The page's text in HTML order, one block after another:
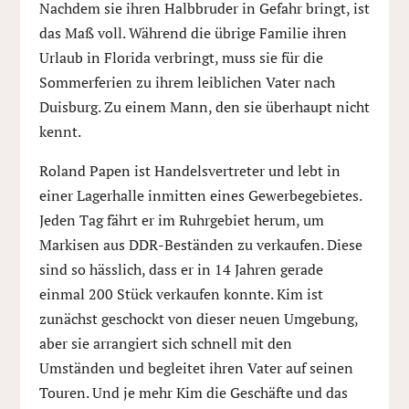
Nachdem sie ihren Halbbruder in Gefahr bringt, ist
das Maß voll. Während die übrige Familie ihren
Urlaub in Florida verbringt, muss sie für die
Sommerferien zu ihrem leiblichen Vater nach
Duisburg. Zu einem Mann, den sie überhaupt nicht
kennt.
Roland Papen ist Handelsvertreter und lebt in
einer Lagerhalle inmitten eines Gewerbegebietes.
Jeden Tag fährt er im Ruhrgebiet herum, um
Markisen aus DDR-Beständen zu verkaufen. Diese
sind so hässlich, dass er in 14 Jahren gerade
einmal 200 Stück verkaufen konnte. Kim ist
zunächst geschockt von dieser neuen Umgebung,
aber sie arrangiert sich schnell mit den
Umständen und begleitet ihren Vater auf seinen
Touren. Und je mehr Kim die Geschäfte und das